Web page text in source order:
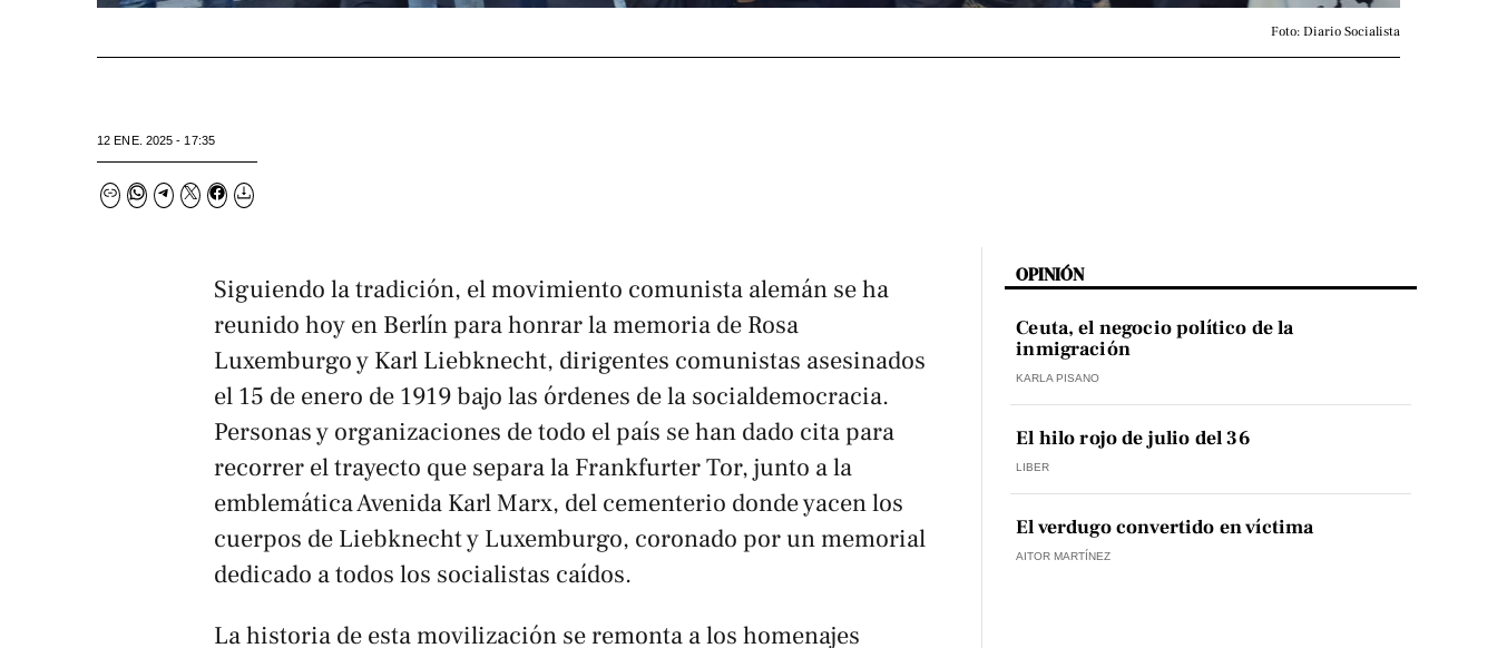
Foto: Diario Socialista
12 ENE. 2025 - 17:35
Siguiendo la tradición, el movimiento comunista alemán se ha
reunido hoy en Berlín para honrar la memoria de Rosa
Luxemburgo y Karl Liebknecht, dirigentes comunistas asesinados
el 15 de enero de 1919 bajo las órdenes de la socialdemocracia.
Personas y organizaciones de todo el país se han dado cita para
recorrer el trayecto que separa la Frankfurter Tor, junto a la
emblemática Avenida Karl Marx, del cementerio donde yacen los
cuerpos de Liebknecht y Luxemburgo, coronado por un memorial
dedicado a todos los socialistas caídos.
La historia de esta movilización se remonta a los homenajes
OPINIÓN
Ceuta, el negocio político de la
inmigración
KARLA PISANO
El hilo rojo de julio del 36
LIBER
El verdugo convertido en víctima
AITOR MARTÍNEZ